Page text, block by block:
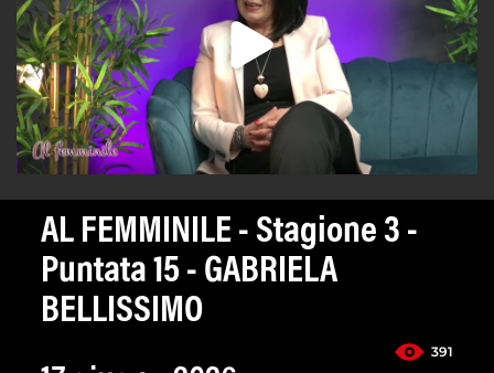
AL FEMMINILE - Stagione 3 -
Puntata 15 - GABRIELA
BELLISSIMO
391